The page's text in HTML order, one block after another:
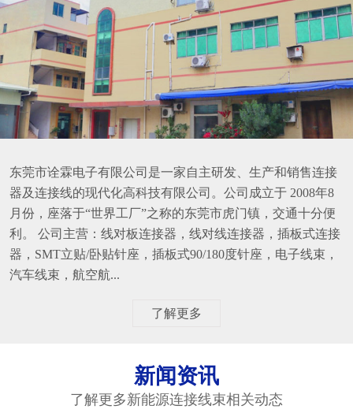
东莞市诠霖电子有限公司是一家自主研发、生产和销售连接
器及连接线的现代化高科技有限公司。公司成立于 2008年8
月份，座落于“世界工厂”之称的东莞市虎门镇，交通十分便
利。 公司主营：线对板连接器，线对线连接器，插板式连接
器，SMT立贴/卧贴针座，插板式90/180度针座，电子线束，
汽车线束，航空航...
了解更多
新闻资讯
了解更多新能源连接线束相关动态